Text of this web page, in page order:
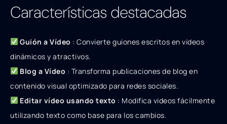
Características destacadas
Guión a Vídeo : Convierte guiones escritos en videos
dinámicos y atractivos.
Blog a Vídeo : Transforma publicaciones de blog en
contenido visual optimizado para redes sociales.
Editar vídeo usando texto : Modifica videos fácilmente
utilizando texto como base para los cambios.